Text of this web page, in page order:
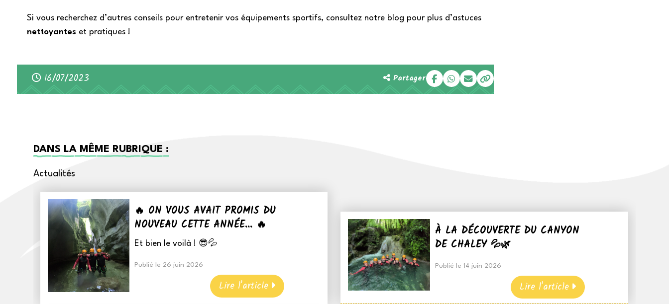
Si vous recherchez d’autres conseils pour entretenir vos équipements sportifs, consultez notre blog pour plus d’astuces
nettoyantes et pratiques !
16/07/2023 Partager
DANS LA MÊME RUBRIQUE :
Actualités
🔥 ON VOUS AVAIT PROMIS DU
NOUVEAU CETTE ANNÉE... 🔥
Et bien le voilà ! 😎💦
Publié le 26 juin 2026
Lire l'article
À LA DÉCOUVERTE DU CANYON
DE CHALEY 💦🌿
Publié le 14 juin 2026
Lire l'article